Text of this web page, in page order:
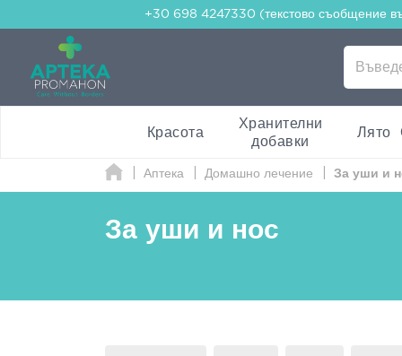
+30 698 4247330 (текстово съобщение
Красота
Хранителни
добавки
Лято
Аптека Домашно лечение За уши и
За уши и нос